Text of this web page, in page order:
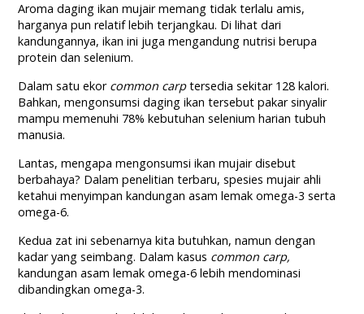
Aroma daging ikan mujair memang tidak terlalu amis,
harganya pun relatif lebih terjangkau. Di lihat dari
kandungannya, ikan ini juga mengandung nutrisi berupa
protein dan selenium.
Dalam satu ekor common carptersedia sekitar 128 kalori.
Bahkan, mengonsumsi daging ikan tersebut pakar sinyalir
mampu memenuhi 78% kebutuhan selenium harian tubuh
manusia.
Lantas, mengapa mengonsumsi ikan mujair disebut
berbahaya? Dalam penelitian terbaru, spesies mujair ahli
ketahui menyimpan kandungan asam lemak omega-3 serta
omega-6.
Kedua zat ini sebenarnya kita butuhkan, namun dengan
kadar yang seimbang. Dalam kasus common carp,
kandungan asam lemak omega-6 lebih mendominasi
dibandingkan omega-3.